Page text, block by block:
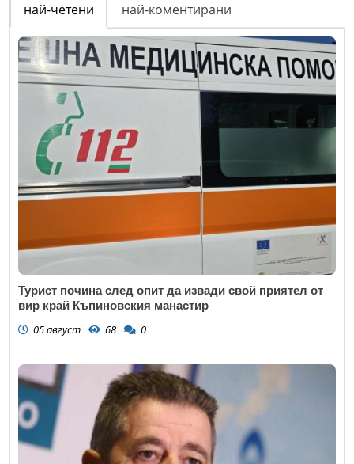
най-четени най-коментирани
Турист почина след опит да извади свой приятел от
вир край Къпиновския манастир
05 август 68 0